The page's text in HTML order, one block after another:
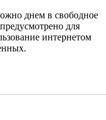
днем в свободное
для
интернетом